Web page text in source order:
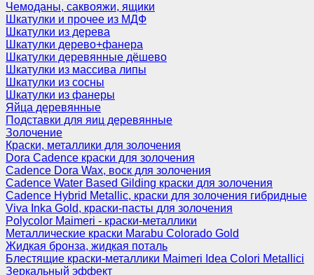
Чемоданы, саквояжи, ящики
Шкатулки и прочее из МДФ
Шкатулки из дерева
Шкатулки дерево+фанера
Шкатулки деревянные дёшево
Шкатулки из массива липы
Шкатулки из сосны
Шкатулки из фанеры
Яйца деревянные
Подставки для яиц деревянные
Золочение
Краски, металлики для золочения
Dora Cadence краски для золочения
Cadence Dora Wax, воск для золочения
Cadence Water Based Gilding краски для золочения
Cadence Hybrid Metallic, краски для золочения гибридные
Viva Inka Gold, краски-пасты для золочения
Polycolor Maimeri - краски-металлики
Металлические краски Marabu Colorado Gold
Жидкая бронза, жидкая поталь
Блестящие краски-металлики Maimeri Idea Colori Metallici
Зеркальный эффект